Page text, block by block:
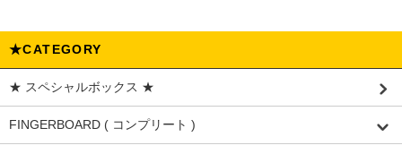
★CATEGORY
★ スペシャルボックス ★
FINGERBOARD ( コンプリート )